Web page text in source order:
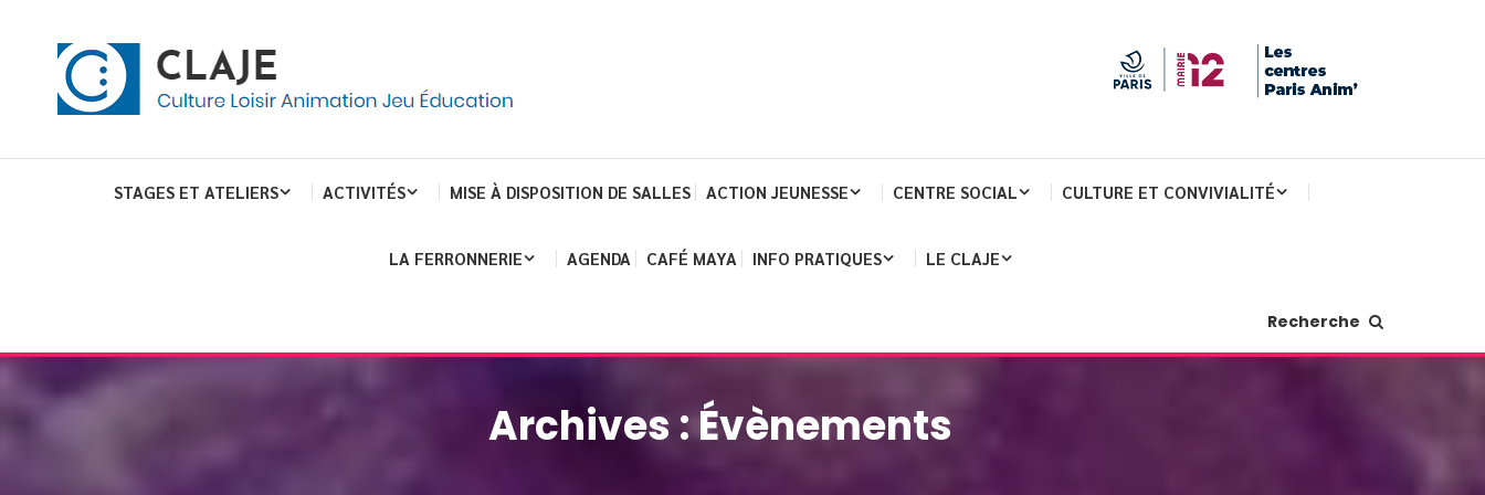
Claje
STAGES ET ATELIERS ACTIVITÉS MISE À DISPOSITION DE SALLES ACTION JEUNESSE CENTRE SOCIAL CULTURE ET CONVIVIALITÉ
LA FERRONNERIE AGENDA CAFÉ MAYA INFO PRATIQUES LE CLAJE
Recherche
Archives :Évènements